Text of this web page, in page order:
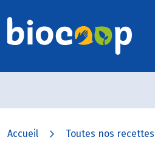
Accueil Toutes nos recettes